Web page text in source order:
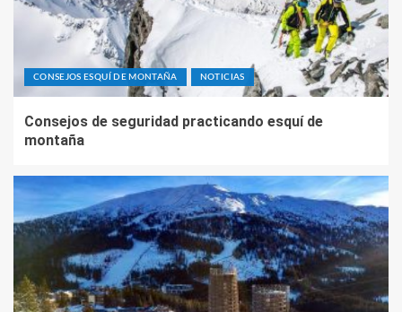
CONSEJOS ESQUÍ DE MONTAÑA NOTICIAS
Consejos de seguridad practicando esquí de
montaña